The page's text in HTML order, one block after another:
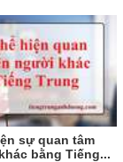
sự quan tâm
bằng Tiếng...